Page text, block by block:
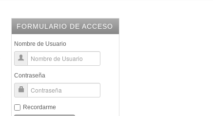
FORMULARIO DE ACCESO
Nombre de Usuario
Contraseña
Recordarme